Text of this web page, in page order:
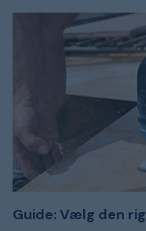
at skære gennem
dog variere i
blive fortrolig med
forskellige funktioner
Guide: Vælg den